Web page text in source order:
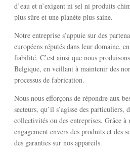
d’eau et n’exigent ni sel ni produits
plus sûre et une planète plus saine.
Notre entreprise s’appuie sur des
européens réputés dans leur domaine,
fiabilité. C’est ainsi que nous
Belgique, en veillant à maintenir des
processus de fabrication.
Nous nous efforçons de répondre aux
secteurs, qu’il s’agisse des particuliers,
collectivités ou des entreprises. Grâce
engagement envers des produits et des
des garanties sur nos appareils.